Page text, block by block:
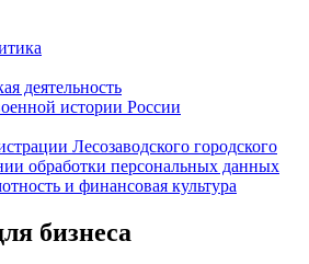
деятельность
истории России
Лесозаводского городского
обработки персональных данных
и финансовая культура
бизнеса